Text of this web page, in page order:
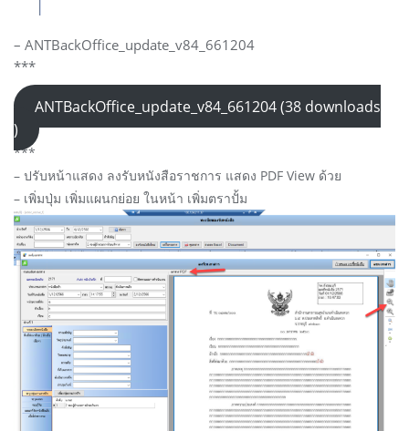
– ANTBackOffice_update_v84_661204
***
ANTBackOffice_update_v84_661204 (38 downloads
)
***
– ปรับหน้าแสดง ลงรับหนังสือราชการ แสดง PDF View ด้วย
– เพิ่มปุ่ม เพิ่มแผนกย่อย ในหน้า เพิ่มตราปั้ม